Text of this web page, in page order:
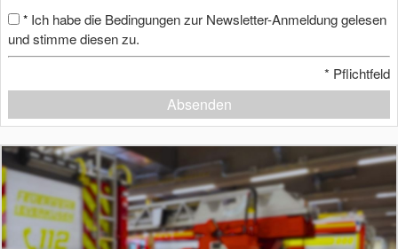
* Ich habe die Bedingungen zur Newsletter-Anmeldung gelesen
und stimme diesen zu.
* Pflichtfeld
Absenden